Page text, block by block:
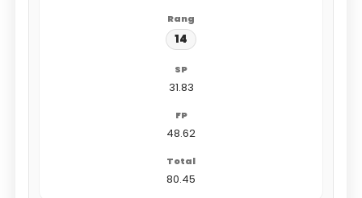
14
31.83
48.62
80.45